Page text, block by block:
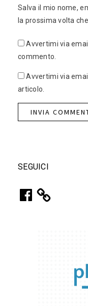
Salva il mio nome,
la prossima volta
Avvertimi via
commento.
Avvertimi via
articolo.
SEGUICI
Facebook